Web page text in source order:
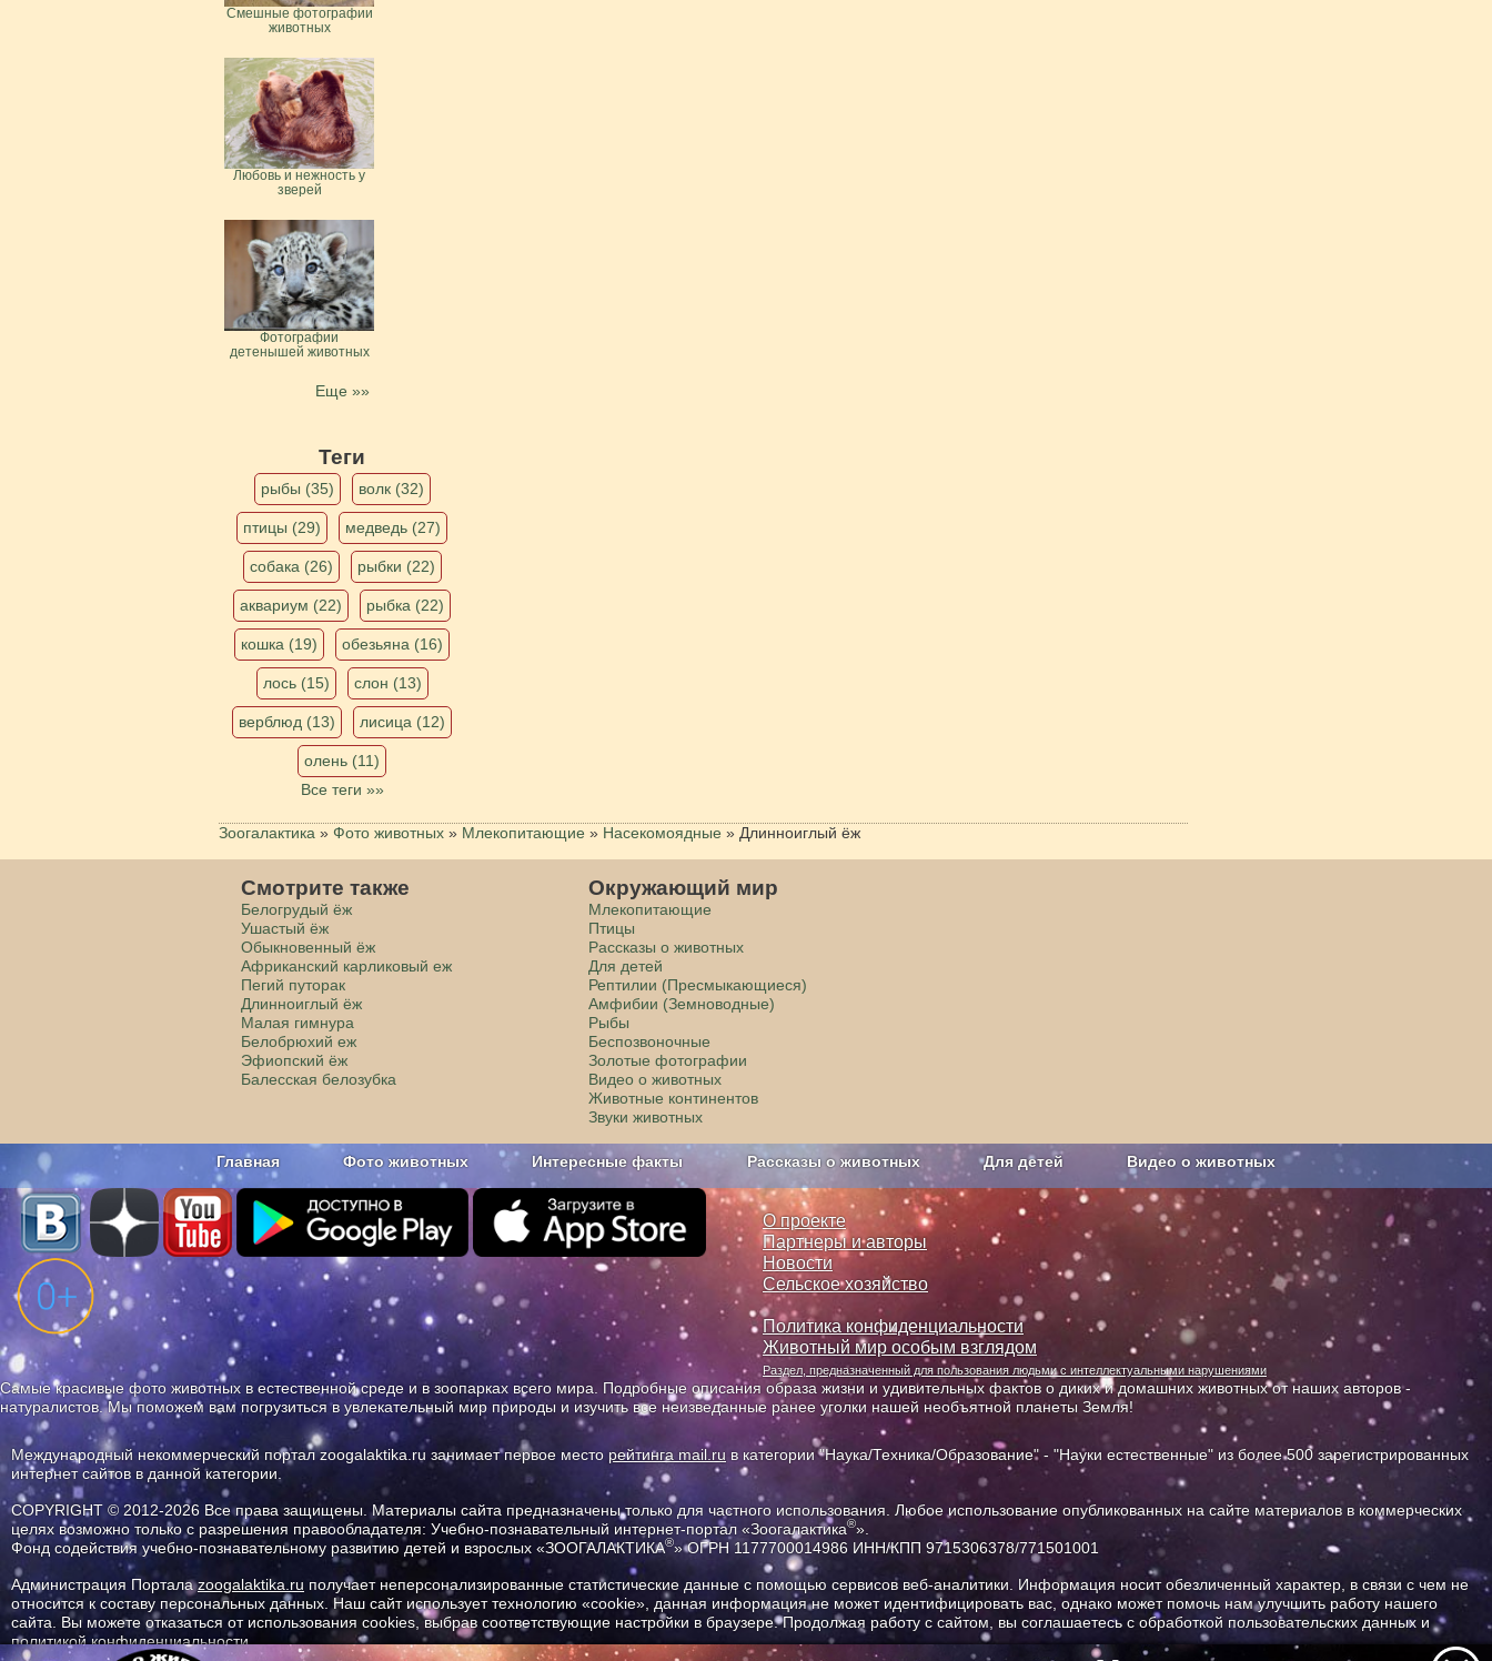
Смешные фотографии
животных
Любовь и нежность у
зверей
Фотографии
детенышей животных
Еще »»
Теги
рыбы (35) волк (32)
птицы (29) медведь (27)
собака (26) рыбки (22)
аквариум (22) рыбка (22)
кошка (19) обезьяна (16)
лось (15) слон (13)
верблюд (13) лисица (12)
олень (11)
Все теги »»
Зоогалактика » Фото животных » Млекопитающие » Насекомоядные » Длинноиглый ёж
Смотрите также
Белогрудый ёж
Ушастый ёж
Обыкновенный ёж
Африканский карликовый еж
Пегий путорак
Длинноиглый ёж
Малая гимнура
Белобрюхий еж
Эфиопский ёж
Балесская белозубка
Окружающий мир
Млекопитающие
Птицы
Рассказы о животных
Для детей
Рептилии (Пресмыкающиеся)
Амфибии (Земноводные)
Рыбы
Беспозвоночные
Золотые фотографии
Видео о животных
Животные континентов
Звуки животных
Главная Фото животных Интересные факты Рассказы о животных Для детей Видео о животных
Наши приложения. Бесплатно и без рекламы О проекте Сельское хозяйство
О проекте
Партнеры и авторы
Новости
Сельское хозяйство
Политика конфиденциальности
Животный мир особым взглядом
Раздел, предназначенный для пользования людьми с интеллектуальными нарушениями
Самые красивые фото животных в естественной среде и в зоопарках всего мира. Подробные описания образа жизни и удивительных фактов о диких и домашних животных от наших авторов -
натуралистов. Мы поможем вам погрузиться в увлекательный мир природы и изучить все неизведанные ранее уголки нашей необъятной планеты Земля!
Международный некоммерческий портал zoogalaktika.ru занимает первое место рейтинга mail.ru в категории "Наука/Техника/Образование" - "Науки естественные" из более 500 зарегистрированных
интернет сайтов в данной категории.
COPYRIGHT © 2012-2026 Все права защищены. Материалы сайта предназначены только для частного использования. Любое использование опубликованных на сайте материалов в коммерческих
целях возможно только с разрешения правообладателя: Учебно-познавательный интернет-портал «Зоогалактика®».
Фонд содействия учебно-познавательному развитию детей и взрослых «ЗООГАЛАКТИКА®» ОГРН 1177700014986 ИНН/КПП 9715306378/771501001
Администрация Порталаzoogalaktika.ru получает неперсонализированные статистические данные с помощью сервисов веб-аналитики. Информация носит обезличенный характер, в связи с чем не
относится к составу персональных данных. Наш сайт использует технологию «cookie», данная информация не может идентифицировать вас, однако может помочь нам улучшить работу нашего
сайта. Вы можете отказаться от использования cookies, выбрав соответствующие настройки в браузере. Продолжая работу с сайтом, вы соглашаетесь с обработкой пользовательских данных и
политикой конфиденциальности.